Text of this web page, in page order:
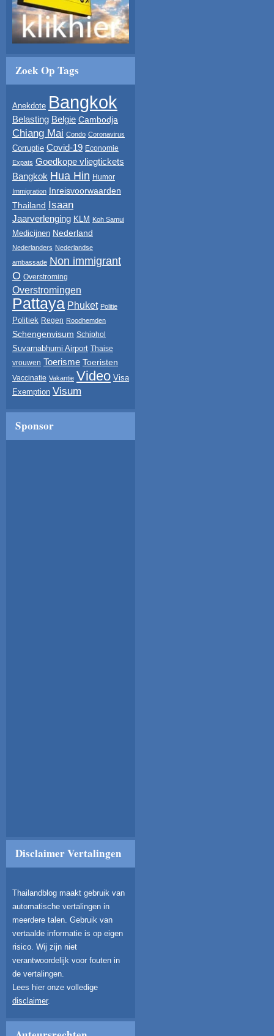
Zoek Op Tags
Anekdote Bangkok
Belasting Belgie Cambodja
Chiang Mai Condo Coronavirus
Corruptie Covid-19 Economie
Expats Goedkope vliegtickets
Bangkok Hua Hin Humor
Immigration Inreisvoorwaarden
Thailand Isaan
Jaarverlenging KLM Koh Samui
Medicijnen Nederland
Nederlanders Nederlandse
ambassade Non immigrant
O Overstroming
Overstromingen
Pattaya Phuket Politie
Politiek Regen Roodhemden
Schengenvisum Schiphol
Suvarnabhumi Airport Thaise
vrouwen Toerisme Toeristen
Vaccinatie Vakantie Video Visa
Exemption Visum
Sponsor
Disclaimer Vertalingen
Thailandblog maakt gebruik van
automatische vertalingen in
meerdere talen. Gebruik van
vertaalde informatie is op eigen
risico. Wij zijn niet
verantwoordelijk voor fouten in
de vertalingen.
Lees hier onze volledige
disclaimer.